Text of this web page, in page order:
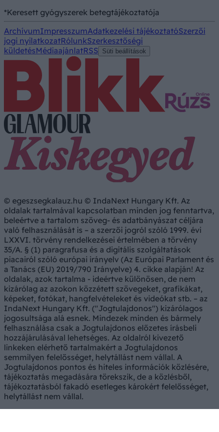
*Keresett gyógyszerek betegtájékoztatója
ArchívumImpresszumAdatkezelési tájékoztatóSzerzői
jogi nyilatkozatRólunkSzerkesztőségi
küldetésMédiaajánlatRSS Süti beállítások
© egeszsegkalauz.hu © IndaNext Hungary Kft. Az
oldalak tartalmával kapcsolatban minden jog fenntartva,
beleértve a tartalom szöveg- és adatbányászat céljára
való felhasználását is – a szerzői jogról szóló 1999. évi
LXXVI. törvény rendelkezései értelmében a törvény
35/A. § (1) paragrafusa és a digitális szolgáltatások
piacairól szóló európai irányelv (Az Európai Parlament és
a Tanács (EU) 2019/790 Irányelve) 4. cikke alapján! Az
oldalak, azok tartalma - ideértve különösen, de nem
kizárólag az azokon közzétett szövegeket, grafikákat,
képeket, fotókat, hangfelvételeket és videókat stb. – az
IndaNext Hungary Kft. ("Jogtulajdonos") kizárólagos
jogosultsága alá esnek. Mindezek minden és bármely
felhasználása csak a Jogtulajdonos előzetes írásbeli
hozzájárulásával lehetséges. Az oldalról kivezető
linkeken elérhető tartalmakért a Jogtulajdonos
semmilyen felelősséget, helytállást nem vállal. A
Jogtulajdonos pontos és hiteles információk közlésére,
tájékoztatás megadására törekszik, de a közlésből,
tájékoztatásból fakadó esetleges károkért felelősséget,
helytállást nem vállal.